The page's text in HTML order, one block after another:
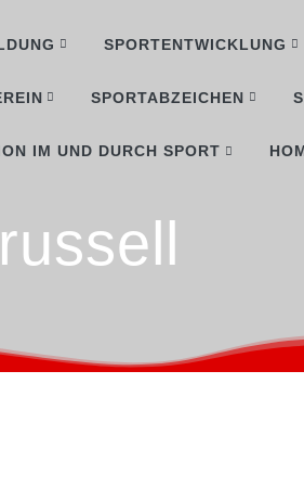
SPORTENTWICKLUNG
SPORTABZEICHEN
IM UND DURCH SPORT